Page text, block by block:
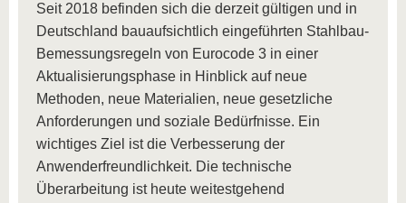
Seit 2018 befinden sich die derzeit gültigen und in
Deutschland bauaufsichtlich eingeführten Stahlbau-
Bemessungsregeln von Eurocode 3 in einer
Aktualisierungsphase in Hinblick auf neue
Methoden, neue Materialien, neue gesetzliche
Anforderungen und soziale Bedürfnisse. Ein
wichtiges Ziel ist die Verbesserung der
Anwenderfreundlichkeit. Die technische
Überarbeitung ist heute weitestgehend